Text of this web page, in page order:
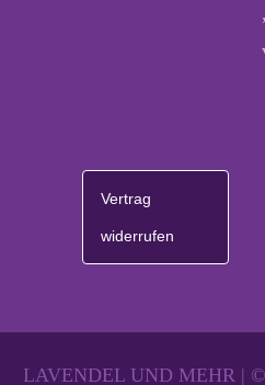
Vertrag
widerrufen
LAVENDEL UND MEHR |